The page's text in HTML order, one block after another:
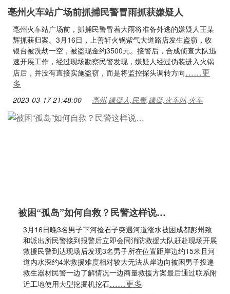
亳州火车站广场前抓捕民警冒雨抓获嫌疑人
亳州火车站广场前，抓捕民警冒着大雨将准备外逃的嫌疑人王某
辉抓获归案。3月16日，上善轩火锅紫气大道路店发生盗窃，收
银台被洗劫一空，被盗现金约3500元。接警后，合成侦查大队迅
速开展工作，经过现场勘察民警发现，嫌疑人经过伪装进入火锅
店后，并没有直接实施盗窃，而是将监控探头调转方向……更
多
2023-03-17 21:48:00 亳州,嫌疑人,民警,嫌疑,火车站,火车
被困“孤岛”如何自救？民警这样说…
3月16日晚3名男子下河捡石子突遇河道涨水被困成都彭州致
和派出所民警接到报警后立即会同消防救援大队赶赴现场开展
救援民警到达现场后发现3名男子所在位置距岸边约15米且河
道内水深约4米救援难度相对较大无法从岸边向被困男子投递
救生器材民警一边了解情况一边商量救援方案最后通过联系附
近工地使用大型挖掘机挖石……更多